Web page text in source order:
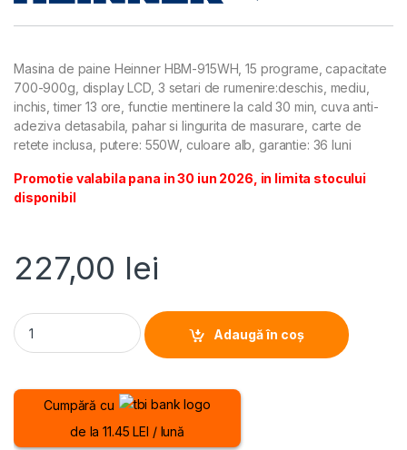
Masina de paine Heinner HBM-915WH, 15 programe, capacitate
700-900g, display LCD, 3 setari de rumenire:deschis, mediu,
inchis, timer 13 ore, functie mentinere la cald 30 min, cuva anti-
adeziva detasabila, pahar si lingurita de masurare, carte de
retete inclusa, putere: 550W, culoare alb, garantie: 36 luni
Promotie valabila pana in 30 iun 2026, in limita stocului
disponibil
227,00 lei
MASINA DE PAINE HEINNER HBM-915WH, Putere 550W,
Adaugă în coș
Cumpără cu
de la 11.45 LEI / lună